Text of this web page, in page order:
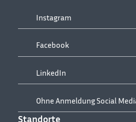
Instagram
Facebook
LinkedIn
Ohne Anmeldung Social
Standorte